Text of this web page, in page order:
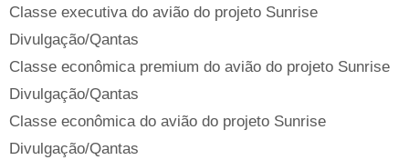
Classe executiva do avião do projeto Sunrise
Divulgação/Qantas
Classe econômica premium do avião do projeto Sunrise
Divulgação/Qantas
Classe econômica do avião do projeto Sunrise
Divulgação/Qantas